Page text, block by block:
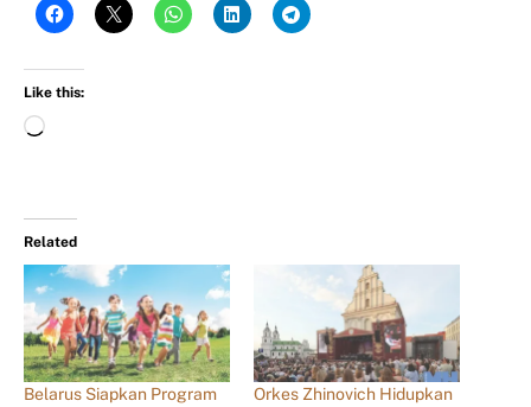
Like this:
Related
Belarus Siapkan Program
Orkes Zhinovich Hidupkan